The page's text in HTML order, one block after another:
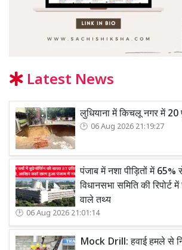
Latest News
लुधियाना में किचलू नगर में 20
06 Aug 2026 21:19:27
पंजाब में नशा पीड़ितों में
विधानसभा समिति की
वाले तथ्य
06 Aug 2026 21:01:14
Mock Drill: हवाई हमले से